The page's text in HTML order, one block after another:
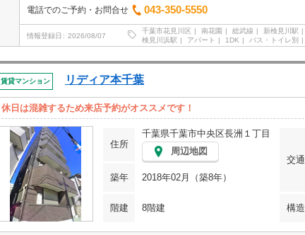
電話でのご予約・お問合せ
043-350-5550
情報登録日 2026/08/07
千葉市花見川区 南花園 総武線 新検見川駅
検見川浜駅
アパート 1DK バス・トイレ別
賃貸マンション リディア本千葉
休日は混雑するため来店予約がオススメです！
住所
千葉県千葉市中央区長洲１丁目
周辺地図
交通
築年 2018年02月（築8年）
階建 8階建 構造